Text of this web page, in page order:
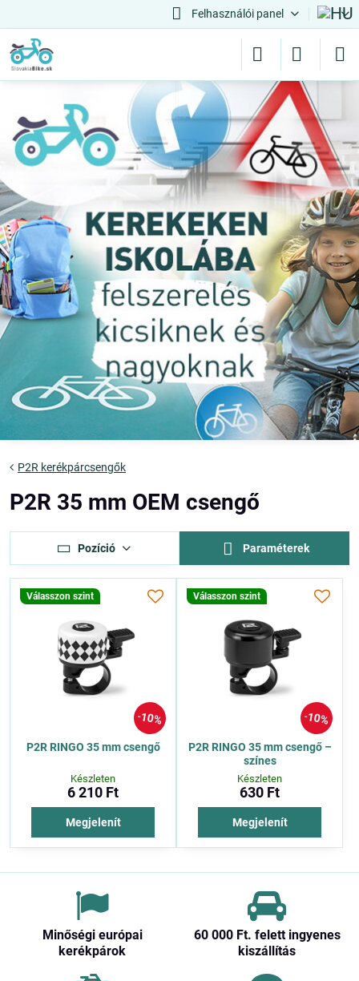
Felhasználói panel
P2R kerékpárcsengők
P2R 35 mm OEM csengő
Pozíció Paraméterek
10%
Válasszon szint
P2R RINGO 35 mm csengő
Készleten
6 210 Ft
Megjelenít
10%
Válasszon szint
P2R RINGO 35 mm csengő –
színes
Készleten
630 Ft
Megjelenít
Minőségi európai
kerékpárok
60 000 Ft​. felett ingyenes
kiszállítás